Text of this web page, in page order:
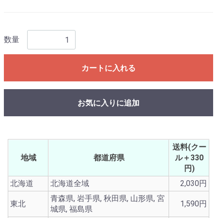
数量
カートに入れる
お気に入りに追加
地域 都道府県
送料(クー
ル＋330
円)
北海道
北海道全域 2,030円
東北
青森県, 岩手県, 秋田県, 山形県, 宮
城県, 福島県
1,590円